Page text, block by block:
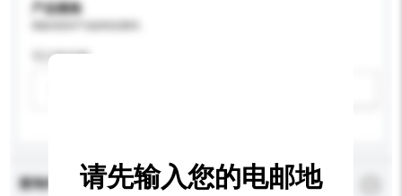
产品规格
可订造包装
查询内容 *必须填写
请先输入您的电邮地